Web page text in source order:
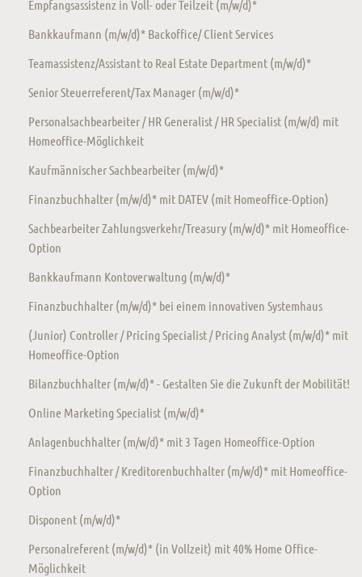
Empfangsassistenz in Voll- oder Teilzeit (m/w/d)*
Bankkaufmann (m/w/d)* Backoffice/ Client Services
Teamassistenz/Assistant to Real Estate Department (m/w/d)*
Senior Steuerreferent/Tax Manager (m/w/d)*
Personalsachbearbeiter / HR Generalist / HR Specialist (m/w/d) mit
Homeoffice-Möglichkeit
Kaufmännischer Sachbearbeiter (m/w/d)*
Finanzbuchhalter (m/w/d)* mit DATEV (mit Homeoffice-Option)
Sachbearbeiter Zahlungsverkehr/Treasury (m/w/d)* mit Homeoffice-
Option
Bankkaufmann Kontoverwaltung (m/w/d)*
Finanzbuchhalter (m/w/d)* bei einem innovativen Systemhaus
(Junior) Controller / Pricing Specialist / Pricing Analyst (m/w/d)* mit
Homeoffice-Option
Bilanzbuchhalter (m/w/d)* - Gestalten Sie die Zukunft der Mobilität!
Online Marketing Specialist (m/w/d)*
Anlagenbuchhalter (m/w/d)* mit 3 Tagen Homeoffice-Option
Finanzbuchhalter / Kreditorenbuchhalter (m/w/d)* mit Homeoffice-
Option
Disponent (m/w/d)*
Personalreferent (m/w/d)* (in Vollzeit) mit 40% Home Office-
Möglichkeit